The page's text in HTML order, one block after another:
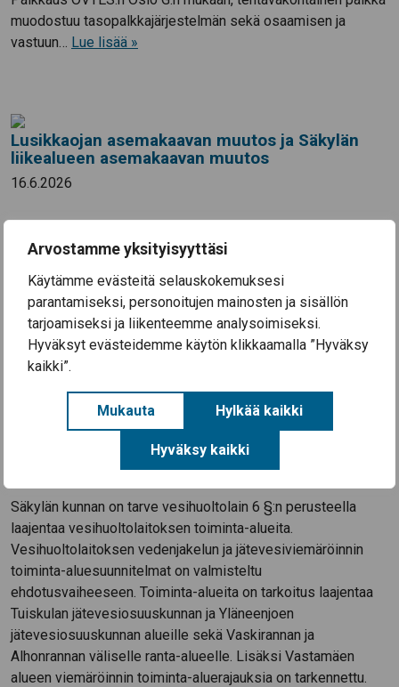
Arvostamme yksityisyyttäsi
Käytämme evästeitä selauskokemuksesi
parantamiseksi, personoitujen mainosten ja sisällön
tarjoamiseksi ja liikenteemme analysoimiseksi.
Hyväksyt evästeidemme käytön klikkaamalla ”Hyväksy
kaikki”.
Mukauta Hylkää kaikki
Hyväksy kaikki
muodostuu tasopalkkajärjestelmän sekä osaamisen ja
vastuun… Lue lisää »
Lusikkaojan asemakaavan muutos ja Säkylän
liikealueen asemakaavan muutos
16.6.2026
AKL 200 §:n mukaan saatetaan tiedoksi, että Säkylän
kunnanvaltuusto on 8.6.2026 hyväksynyt Lusikkaojan
asemakaavan muutoksen. Kaavakartat ovat nähtävänä
teknisellä toimella sekä kunnan kotisivuilla www.sakyla.fi.
Säkylässä 16.6.2026 SÄKYLÄN KUNNANHALLITUS
Säkylän kunnan vesihuoltolaitoksen toiminta-
alueiden laajentaminen. Ehdotusaineisto
Säkylän kunnan on tarve vesihuoltolain 6 §:n perusteella
laajentaa vesihuoltolaitoksen toiminta-alueita.
Vesihuoltolaitoksen vedenjakelun ja jätevesiviemäröinnin
toiminta-aluesuunnitelmat on valmisteltu
ehdotusvaiheeseen. Toiminta-alueita on tarkoitus laajentaa
Tuiskulan jätevesiosuuskunnan ja Yläneenjoen
jätevesiosuuskunnan alueille sekä Vaskirannan ja
Alhonrannan väliselle ranta-alueelle. Lisäksi Vastamäen
alueen viemäröinnin toiminta-aluerajauksia on tarkennettu.